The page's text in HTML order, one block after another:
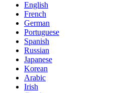
English
French
German
Portuguese
Spanish
Russian
Japanese
Korean
Arabic
Irish